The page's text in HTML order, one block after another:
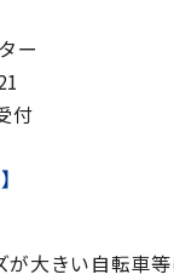
ー
付
大きい自転車